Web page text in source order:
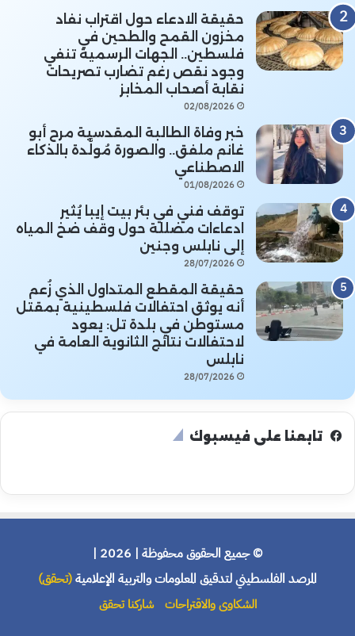
حقيقة الادعاء حول اقتراب نفاد
مخزون القمح والطحين في
فلسطين.. الجهات الرسمية تنفي
وجود نقص رغم تضارب تصريحات
نقابة أصحاب المخابز
02/08/2026
خبر وفاة الطالبة المقدسية مرح أبو
غانم ملفق.. والصورة مُولَّدة بالذكاء
الاصطناعي
01/08/2026
توقف فني في بئر بيت إيبا يُثير
ادعاءات مضللة حول وقف ضخ المياه
إلى نابلس وجنين
28/07/2026
حقيقة المقطع المتداول الذي زُعم
أنه يوثق احتفالات فلسطينية بمقتل
مستوطن في بلدة تل: يعود
لاحتفالات نتائج الثانوية العامة في
نابلس
28/07/2026
تابعنا على فيسبوك
© جميع الحقوق محفوظة | 2026 |
المرصد الفلسطيني لتدقيق المعلومات والتربية الإعلامية(تحقق)
الشكاوى والاقتراحات شاركنا تحقق